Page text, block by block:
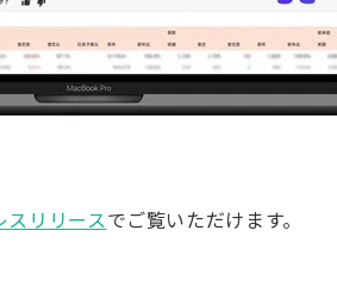
スリリースでご覧いただけます。